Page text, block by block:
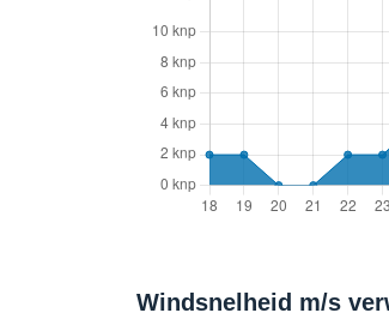
Windsnelheid m/s